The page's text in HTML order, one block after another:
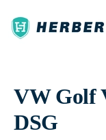
VW Golf
DSG